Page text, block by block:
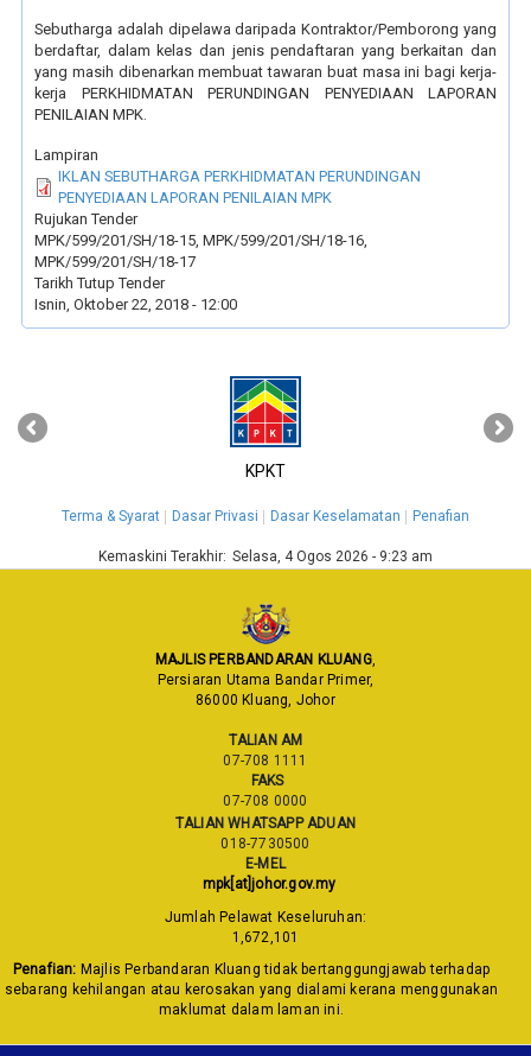
Sebutharga adalah dipelawa daripada Kontraktor/Pemborong yang
berdaftar, dalam kelas dan jenis pendaftaran yang berkaitan dan
yang masih dibenarkan membuat tawaran buat masa ini bagi kerja-
kerja PERKHIDMATAN PERUNDINGAN PENYEDIAAN LAPORAN
PENILAIAN MPK.
Lampiran
IKLAN SEBUTHARGA PERKHIDMATAN PERUNDINGAN
PENYEDIAAN LAPORAN PENILAIAN MPK
Rujukan Tender
MPK/599/201/SH/18-15, MPK/599/201/SH/18-16,
MPK/599/201/SH/18-17
Tarikh Tutup Tender
Isnin, Oktober 22, 2018 - 12:00
KPKT
‹ ›
Terma & Syarat Dasar Privasi Dasar Keselamatan Penafian
Kemaskini Terakhir: Selasa, 4 Ogos 2026 - 9:23 am
MAJLIS PERBANDARAN KLUANG,
Persiaran Utama Bandar Primer,
86000 Kluang, Johor
TALIAN AM
07-708 1111
FAKS
07-708 0000
TALIAN WHATSAPP ADUAN
018-7730500
E-MEL
mpk[at]johor.gov.my
Jumlah Pelawat Keseluruhan:
1,672,101
Penafian: Majlis Perbandaran Kluang tidak bertanggungjawab terhadap
sebarang kehilangan atau kerosakan yang dialami kerana menggunakan
maklumat dalam laman ini.